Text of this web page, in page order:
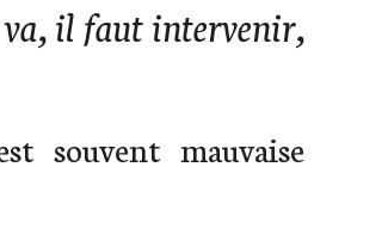
il faut intervenir,
souvent mauvaise